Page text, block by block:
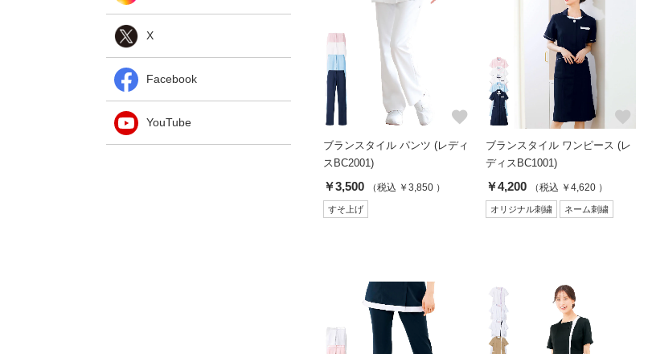
X
Facebook
YouTube favorite
ブランスタイル パンツ (レディ
スBC2001)
￥3,500 （税込 ￥3,850 ）
すそ上げ
favorite
ブランスタイル ワンピース (レ
ディスBC1001)
￥4,200 （税込 ￥4,620 ）
オリジナル刺繍 ネーム刺繍